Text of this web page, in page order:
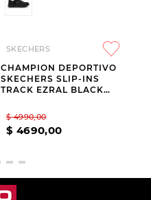
SKECHERS
CHAMPION DEPORTIVO
SKECHERS SLIP-INS
TRACK EZRAL BLACK
$ 4990,00
$ 4690,00